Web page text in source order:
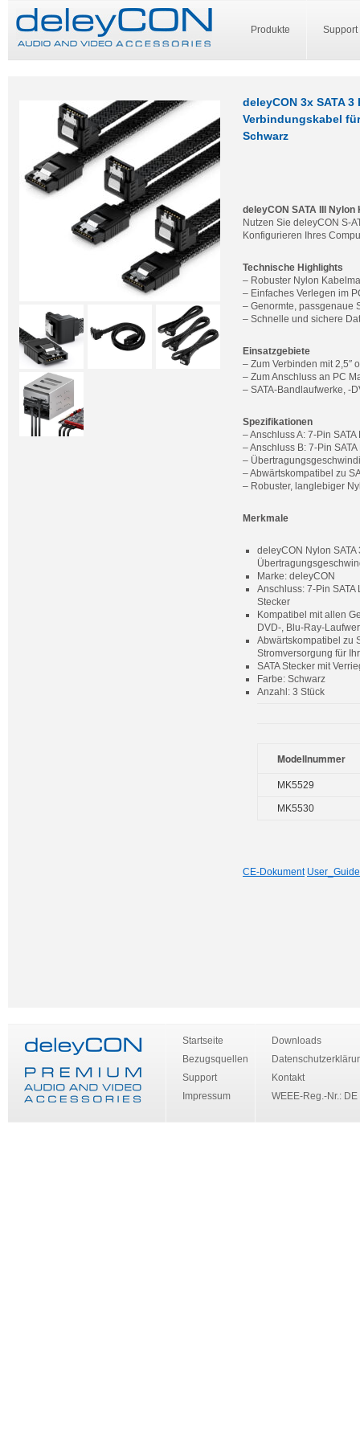
Produkte Support
deleyCON 3x SATA
Verbindungskabel
Schwarz
deleyCON SATA III
Nutzen Sie deleyCON S-
Konfigurieren Ihres
Technische Highlights
– Robuster Nylon
– Einfaches Verlegen im
– Genormte, passgenaue
– Schnelle und sichere
Einsatzgebiete
– Zum Verbinden mit 2,5″
– Zum Anschluss an PC
– SATA-Bandlaufwerke, -
Spezifikationen
– Anschluss A: 7-Pin
– Anschluss B: 7-Pin
–
– Abwärtskompatibel zu
– Robuster, langlebiger
Merkmale
deleyCON Nylon SATA
Marke: deleyCON
Anschluss: 7-Pin SATA
Stecker
Kompatibel mit allen
DVD-, Blu-Ray-
Abwärtskompatibel zu
Stromversorgung für
SATA Stecker mit
Farbe: Schwarz
Anzahl: 3 Stück
Modellnummer
MK5529
MK5530
CE-Dokument User_Guide
Startseite
Bezugsquellen
Support
Impressum
Downloads
Kontakt
WEEE-Reg.-Nr.: